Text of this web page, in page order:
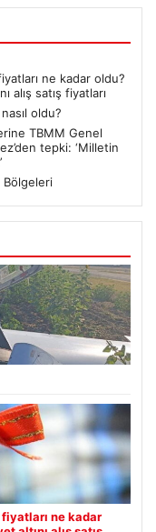
ne kadar oldu?
alış satış fiyatları
oldu?
TBMM Genel
tepki: ‘Milletin
Bölgeleri
ne kadar